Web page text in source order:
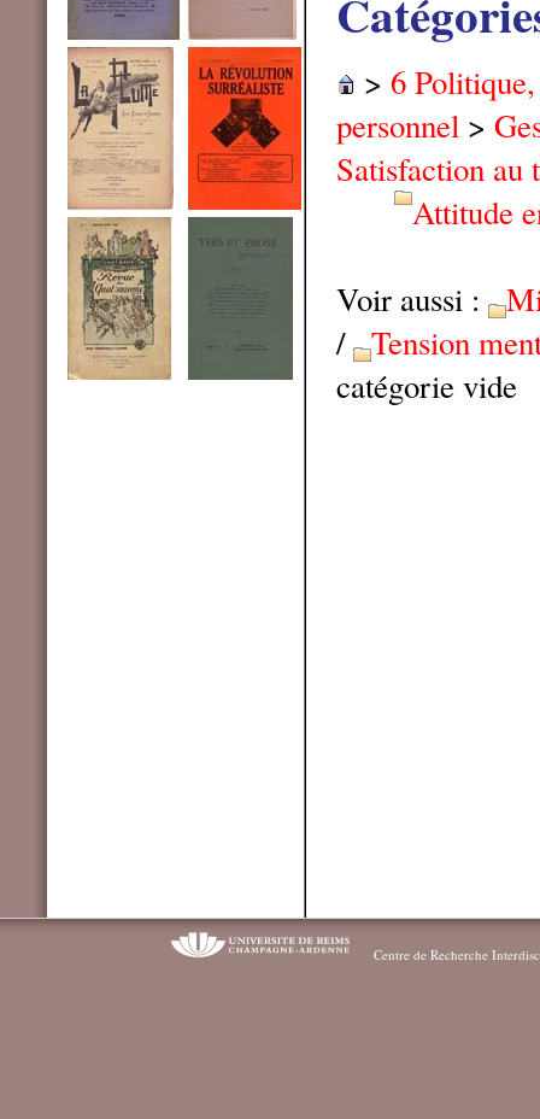
> 6
personnel >
Satisfaction au
Attitude
Voir aussi :
/ Tension
catégorie vide
Centre de Recherche